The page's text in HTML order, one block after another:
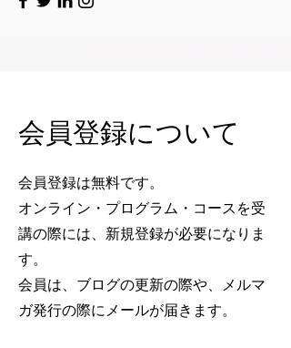
会員登録について
会員登録は無料です。
オンライン・プログラム・コースを受
講の際には、新規登録が必要になりま
す。
会員は、ブログの更新の際や、メルマ
ガ発行の際にメールが届きます。